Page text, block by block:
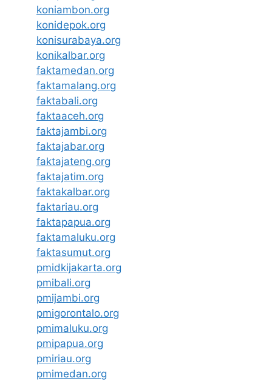
koniambon.org
konidepok.org
konisurabaya.org
konikalbar.org
faktamedan.org
faktamalang.org
faktabali.org
faktaaceh.org
faktajambi.org
faktajabar.org
faktajateng.org
faktajatim.org
faktakalbar.org
faktariau.org
faktapapua.org
faktamaluku.org
faktasumut.org
pmidkijakarta.org
pmibali.org
pmijambi.org
pmigorontalo.org
pmimaluku.org
pmipapua.org
pmiriau.org
pmimedan.org